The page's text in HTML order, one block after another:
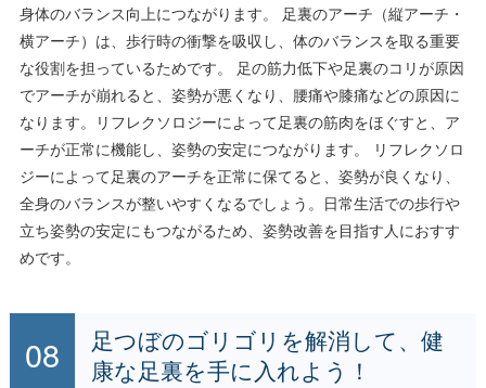
身体のバランス向上につながります。 足裏のアーチ（縦アーチ・
横アーチ）は、歩行時の衝撃を吸収し、体のバランスを取る重要
な役割を担っているためです。 足の筋力低下や足裏のコリが原因
でアーチが崩れると、姿勢が悪くなり、腰痛や膝痛などの原因に
なります。リフレクソロジーによって足裏の筋肉をほぐすと、ア
ーチが正常に機能し、姿勢の安定につながります。 リフレクソロ
ジーによって足裏のアーチを正常に保てると、姿勢が良くなり、
全身のバランスが整いやすくなるでしょう。日常生活での歩行や
立ち姿勢の安定にもつながるため、姿勢改善を目指す人におすす
めです。
足つぼのゴリゴリを解消して、健
康な足裏を手に入れよう！